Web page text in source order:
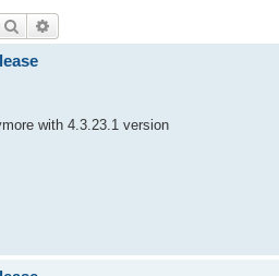
Suche
with 4.3.23.1 version